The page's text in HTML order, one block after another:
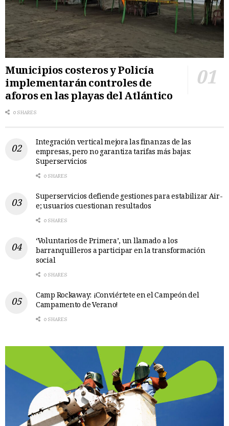
Municipios costeros y Policía
implementarán controles de
aforos en las playas del Atlántico
0 SHARES
Integración vertical mejora las finanzas de las
empresas, pero no garantiza tarifas más bajas:
Superservicios
0 SHARES
Superservicios defiende gestiones para estabilizar Air-
e; usuarios cuestionan resultados
0 SHARES
‘Voluntarios de Primera’, un llamado a los
barranquilleros a participar en la transformación
social
0 SHARES
Camp Rockaway: ¡Conviértete en el Campeón del
Campamento de Verano!
0 SHARES